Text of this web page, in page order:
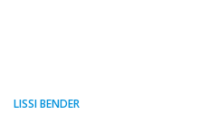
LISSI BENDER